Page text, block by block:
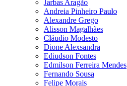
Jarbas Aragão
Andreia Pinheiro Paulo
Alexandre Grego
Alisson Magalhães
Cláudio Modesto
Dione Alexsandra
Ediudson Fontes
Edmilson Ferreira Mendes
Fernando Sousa
Felipe Morais